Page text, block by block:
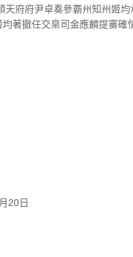
天府府尹卓奏參霸州知州姬
著撤任交臬司金應麟提審確
20日